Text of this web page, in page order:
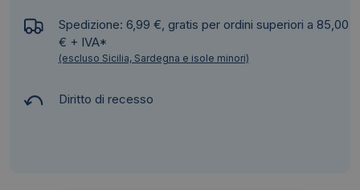
Spedizione: 6,99 €, gratis per ordini superiori a 85,00
€ + IVA*
(escluso Sicilia, Sardegna e isole minori)
Diritto di recesso